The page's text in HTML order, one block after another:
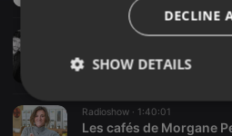
Radioshow ·1:03:33
Walter de Mehlknepfle
Radioshow · 1:40:01
Les cafés de Morgane
DECLINE
SHOW DETAILS
Strictly
necessary
Targeting